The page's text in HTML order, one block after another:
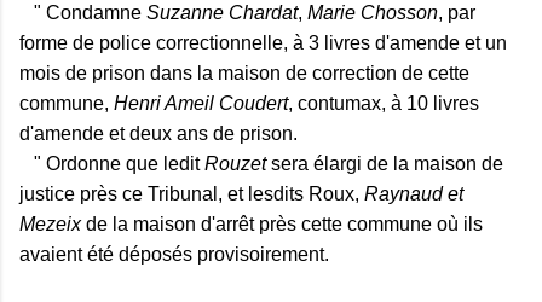
" Condamne Suzanne Chardat, Marie Chosson, par
forme de police correctionnelle, à 3 livres d'amende et un
mois de prison dans la maison de correction de cette
commune, Henri Ameil Coudert, contumax, à 10 livres
d'amende et deux ans de prison.
" Ordonne que leditRouzetsera élargi de la maison de
justice près ce Tribunal, et lesdits Roux, Raynaud et
Mezeixde la maison d'arrêt près cette commune où ils
avaient été déposés provisoirement.